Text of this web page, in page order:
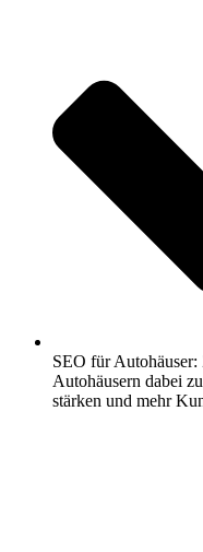
SEO für
Autohäusern dabei
stärken und mehr